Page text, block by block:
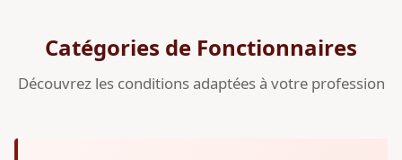
Catégories de Fonctionnaires
Découvrez les conditions adaptées à votre profession